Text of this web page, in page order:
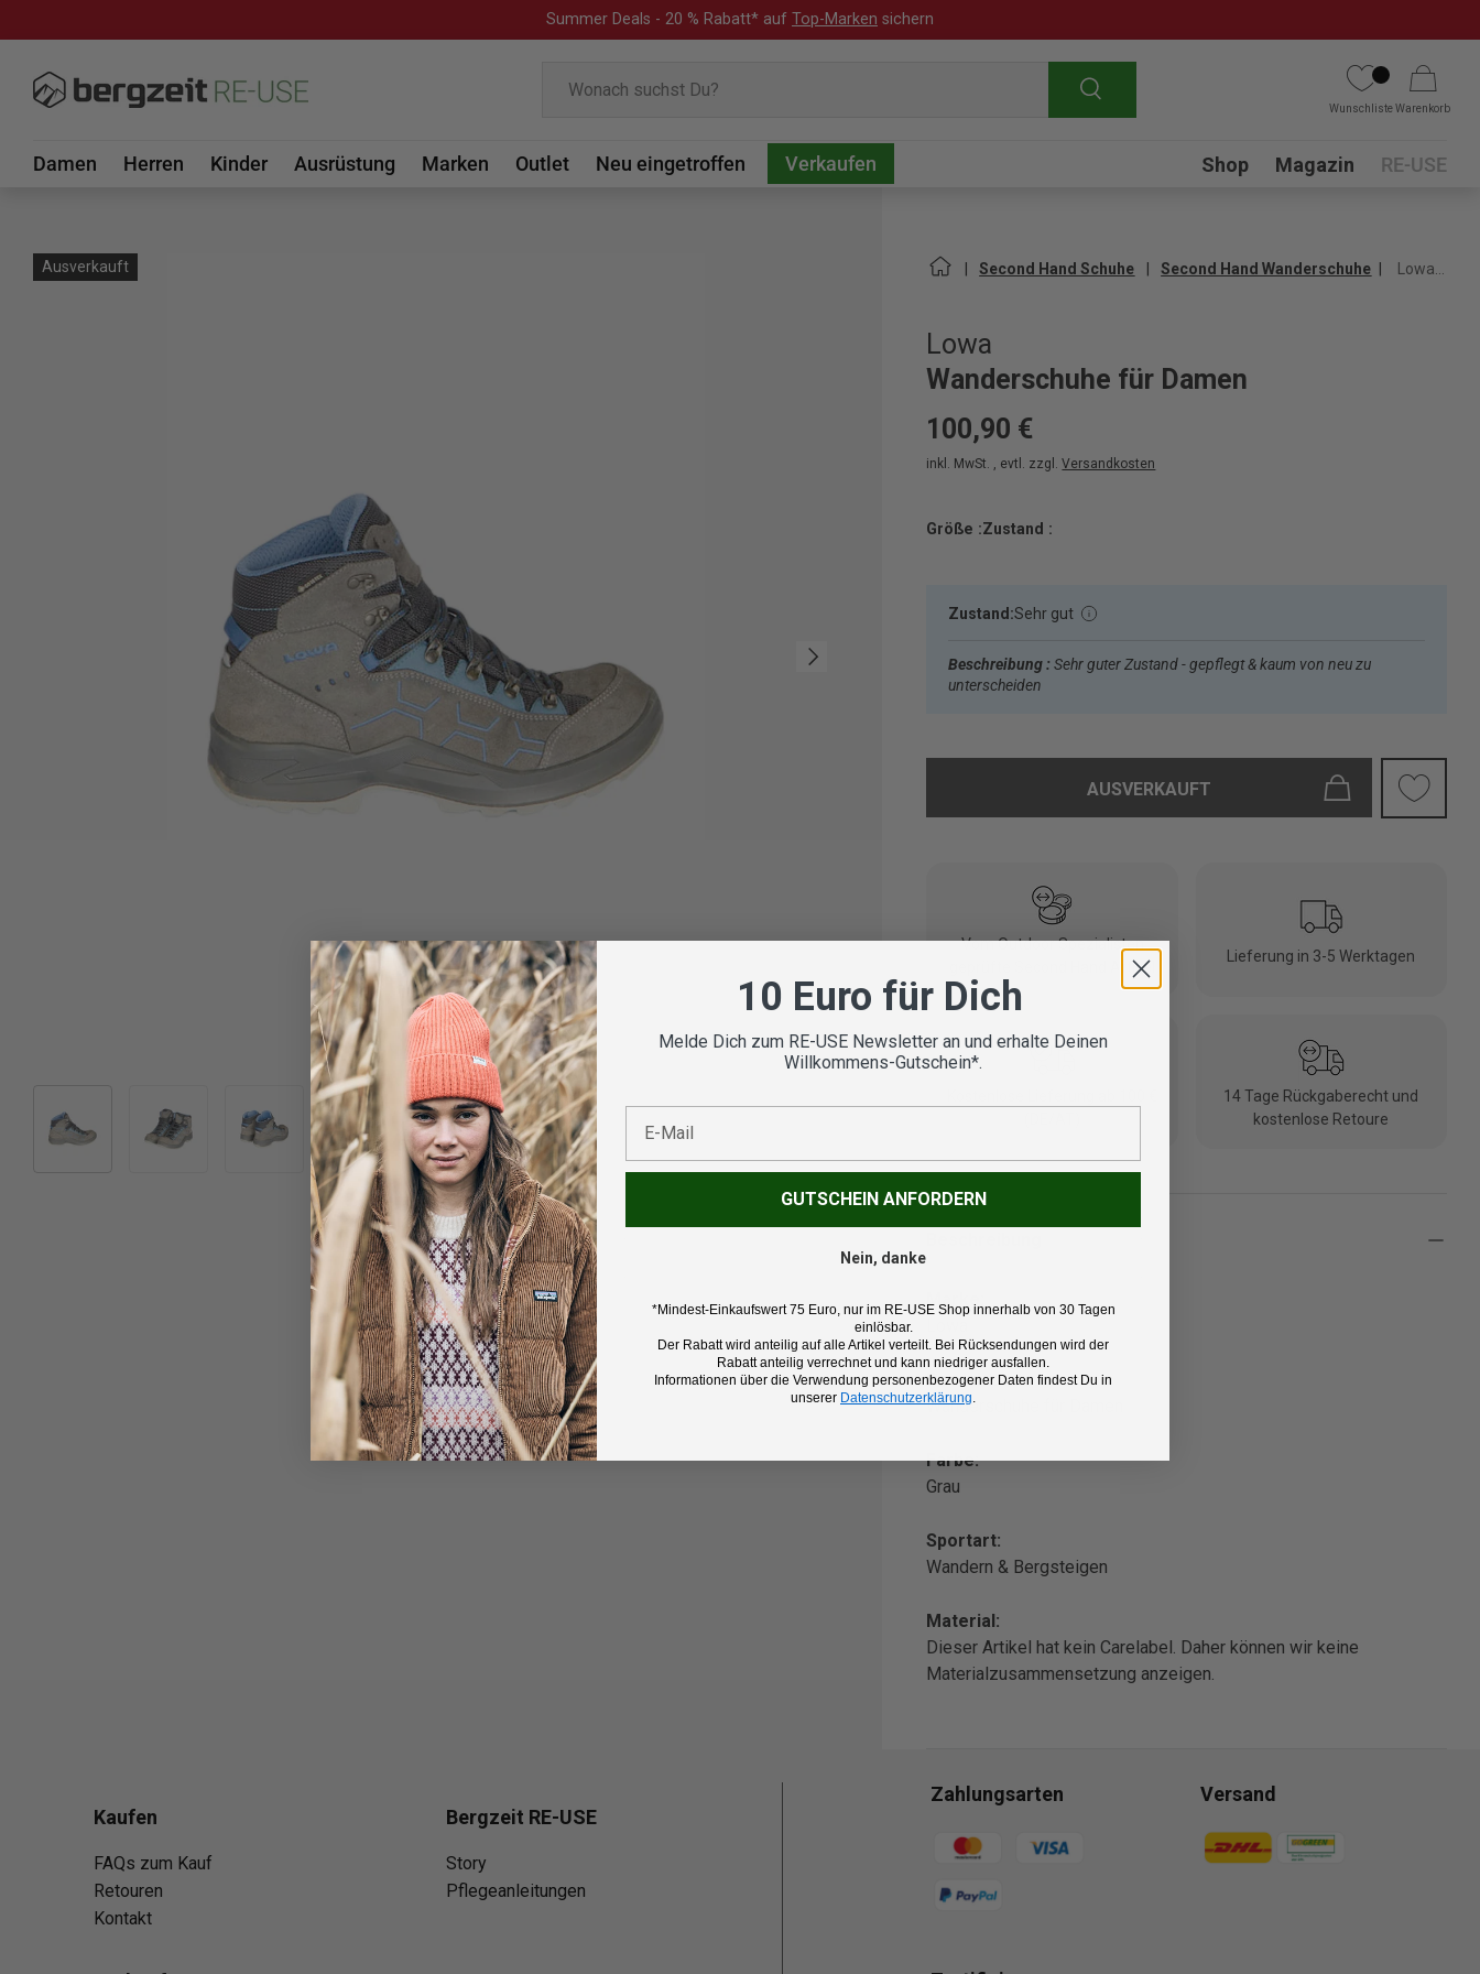
Summer Deals - 20 % Rabatt* auf Top-Marken sichern
Suchen
WunschlisteWarenkorb
Damen Herren Kinder Ausrüstung Marken Outlet Neu eingetroffen Verkaufen Submenu
Shop Magazin RE-USE
Ausverkauft
Nächste
Bild 2 in Galerieansicht laden
Bild 3 in Galerieansicht laden
Bild 4 in Galerieansicht laden
Second Hand Schuhe Second Hand Wanderschuhe
Lowa
Wanderschuhe für Damen
100,90 €
inkl. MwSt. , evtl. zzgl.Versandkosten
Größe :Zustand :
Zustand:Sehr gut
Beschreibung :Sehr guter Zustand - gepflegt & kaum von neu zu
unterscheiden
AUSVERKAUFT
Vom Outdoor Spezialisten
geprüfte Second Hand Artikel
Lieferung in 3-5 Werktagen
14 Tage Rückgaberecht und
kostenlose Retoure
Marke:
Produkt:
Wanderschuhe für Damen
Farbe:
Grau
Sportart:
Wandern & Bergsteigen
Material:
Dieser Artikel hat kein Carelabel. Daher können wir keine
Materialzusammensetzung anzeigen.
Kaufen
FAQs zum Kauf
Retouren
Kontakt
Bergzeit RE-USE
Story
Pflegeanleitungen
Zahlungsarten
Zahlungsmethoden
Versand
Zahlungsmethoden
10 Euro für Dich
Melde Dich zum RE-USE Newsletter an und erhalte Deinen
Willkommens-Gutschein*.
GUTSCHEIN ANFORDERN
Nein, danke
*Mindest-Einkaufswert 75 Euro, nur im RE-USE Shop innerhalb von 30 Tagen
einlösbar.
Der Rabatt wird anteilig auf alle Artikel verteilt. Bei Rücksendungen wird der
Rabatt anteilig verrechnet und kann niedriger ausfallen.
Informationen über die Verwendung personenbezogener Daten findest Du in
unserer Datenschutzerklärung